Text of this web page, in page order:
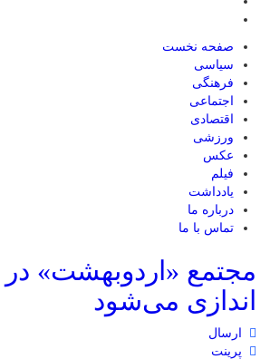
صفحه نخست
سیاسی
فرهنگی
اجتماعی
اقتصادی
ورزشی
عکس
فیلم
یادداشت
درباره ما
تماس با ما
مجتمع «اردوبهشت» در
اندازی می‌شود
ارسال
پرینت